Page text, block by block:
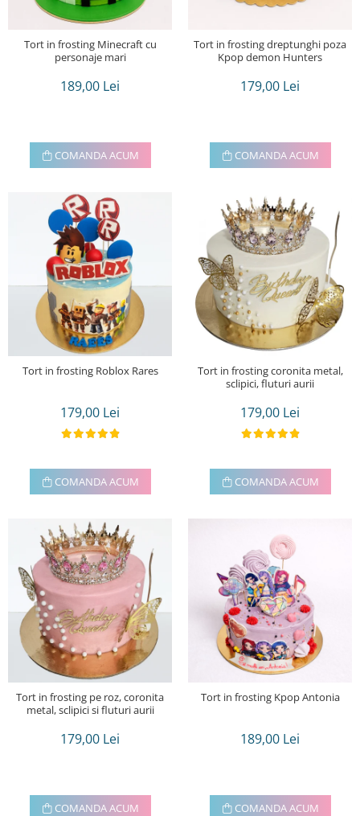
Tort in frosting Minecraft cu
personaje mari
189,00 Lei
COMANDA ACUM
Tort in frosting dreptunghi poza
Kpop demon Hunters
179,00 Lei
COMANDA ACUM
Tort in frosting Roblox Rares
179,00 Lei
COMANDA ACUM
Tort in frosting coronita metal,
sclipici, fluturi aurii
179,00 Lei
COMANDA ACUM
Tort in frosting pe roz, coronita
metal, sclipici si fluturi aurii
179,00 Lei
COMANDA ACUM
Tort in frosting Kpop Antonia
189,00 Lei
COMANDA ACUM